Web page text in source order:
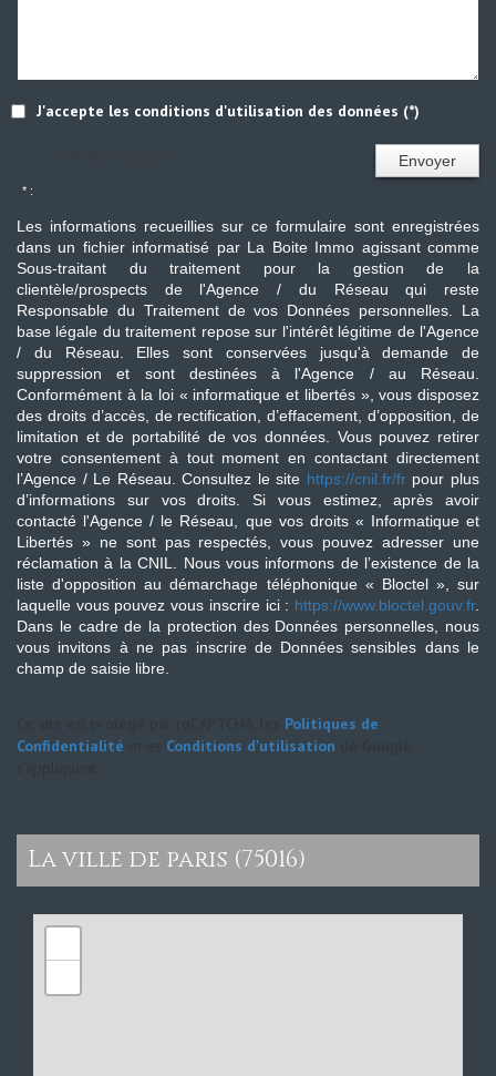
J'accepte les conditions d'utilisation des données (*)
Envoyer
* :
Les informations recueillies sur ce formulaire sont enregistrées
dans un fichier informatisé par La Boite Immo agissant comme
Sous-traitant du traitement pour la gestion de la
clientèle/prospects de l'Agence / du Réseau qui reste
Responsable du Traitement de vos Données personnelles. La
base légale du traitement repose sur l'intérêt légitime de l'Agence
/ du Réseau. Elles sont conservées jusqu'à demande de
suppression et sont destinées à l'Agence / au Réseau.
Conformément à la loi « informatique et libertés », vous disposez
des droits d’accès, de rectification, d’effacement, d’opposition, de
limitation et de portabilité de vos données. Vous pouvez retirer
votre consentement à tout moment en contactant directement
l’Agence / Le Réseau. Consultez le site https://cnil.fr/frpour plus
d’informations sur vos droits. Si vous estimez, après avoir
contacté l'Agence / le Réseau, que vos droits « Informatique et
Libertés » ne sont pas respectés, vous pouvez adresser une
réclamation à la CNIL. Nous vous informons de l’existence de la
liste d'opposition au démarchage téléphonique « Bloctel », sur
laquelle vous pouvez vous inscrire ici : https://www.bloctel.gouv.fr.
Dans le cadre de la protection des Données personnelles, nous
vous invitons à ne pas inscrire de Données sensibles dans le
champ de saisie libre.
Politiques de
Confidentialité
Conditions d'utilisation
la ville de paris (75016)